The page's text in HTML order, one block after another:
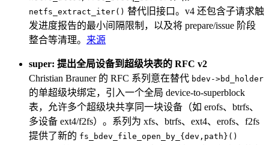
netfs_extract_iter() 替代旧接口。v4 还包含子请求触
发进度报告的最小间隔限制，以及将 prepare/issue 阶段
整合等清理。 来源
super: 提出全局设备到超级块表的 RFC v2
Christian Brauner 的 RFC 系列意在替代 bdev->bd_holder
的单超级块绑定，引入一个全局 device-to-superblock
表，允许多个超级块共享同一块设备（如 erofs、btrfs、
多设备 ext4/f2fs）。系列为 xfs、btrfs、ext4、erofs、f2fs
提供了新的 fs_bdev_file_open_by_{dev,path}()